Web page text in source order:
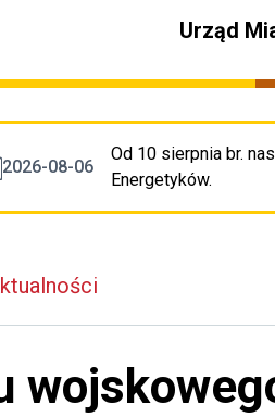
Urząd
2026-08-06
Od 10 sierpnia br.
Energetyków.